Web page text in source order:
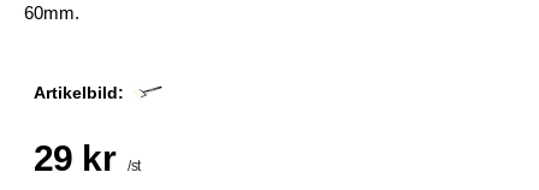
60mm.
Artikelbild:
29 kr /st